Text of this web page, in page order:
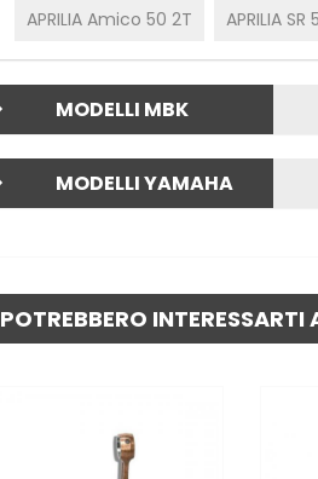
APRILIA Amico 50 2T APRILIA
MODELLI MBK
MODELLI YAMAHA
POTREBBERO INTERESSARTI